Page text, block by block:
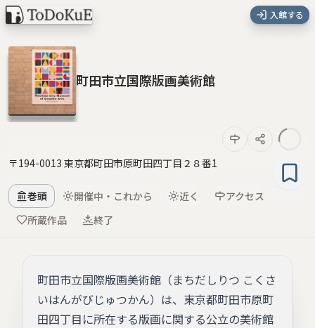
入館する
町田市立国際版画美術館
〒194-0013 東京都町田市原町田四丁目２８番1
巻頭 開催中・これから 近く
アクセス
所蔵作品
終了
町田市立国際版画美術館（まちだしりつ こくさ
いはんがびじゅつかん）は、東京都町田市原町
田四丁目に所在する版画に関する公立の美術館